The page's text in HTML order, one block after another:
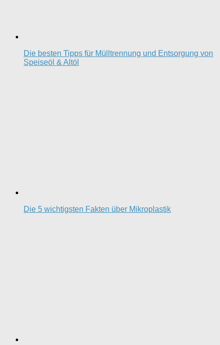
Die besten Tipps für Mülltrennung und Entsorgung von
Speiseöl & Altöl
Die 5 wichtigsten Fakten über Mikroplastik